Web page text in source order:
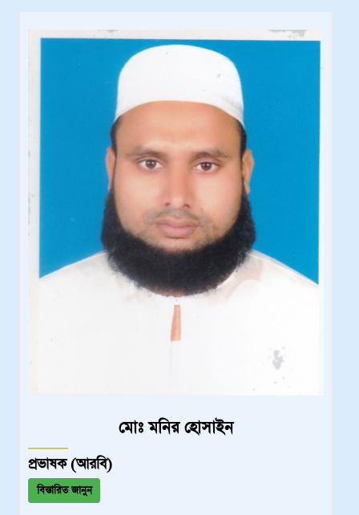
মোঃ মনির হোসাইন
প্রভাষক (আরবি)
বিস্তারিত জানুন